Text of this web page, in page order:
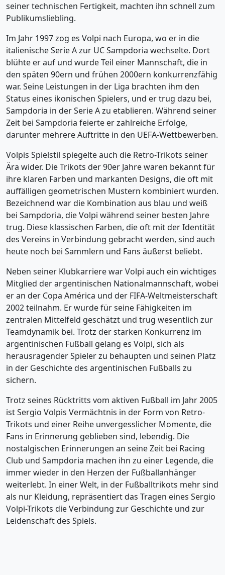
seiner technischen Fertigkeit, machten ihn schnell zum
Publikumsliebling.
Im Jahr 1997 zog es Volpi nach Europa, wo er in die
italienische Serie A zur UC Sampdoria wechselte. Dort
blühte er auf und wurde Teil einer Mannschaft, die in
den späten 90ern und frühen 2000ern konkurrenzfähig
war. Seine Leistungen in der Liga brachten ihm den
Status eines ikonischen Spielers, und er trug dazu bei,
Sampdoria in der Serie A zu etablieren. Während seiner
Zeit bei Sampdoria feierte er zahlreiche Erfolge,
darunter mehrere Auftritte in den UEFA-Wettbewerben.
Volpis Spielstil spiegelte auch die Retro-Trikots seiner
Ära wider. Die Trikots der 90er Jahre waren bekannt für
ihre klaren Farben und markanten Designs, die oft mit
auffälligen geometrischen Mustern kombiniert wurden.
Bezeichnend war die Kombination aus blau und weiß
bei Sampdoria, die Volpi während seiner besten Jahre
trug. Diese klassischen Farben, die oft mit der Identität
des Vereins in Verbindung gebracht werden, sind auch
heute noch bei Sammlern und Fans äußerst beliebt.
Neben seiner Klubkarriere war Volpi auch ein wichtiges
Mitglied der argentinischen Nationalmannschaft, wobei
er an der Copa América und der FIFA-Weltmeisterschaft
2002 teilnahm. Er wurde für seine Fähigkeiten im
zentralen Mittelfeld geschätzt und trug wesentlich zur
Teamdynamik bei. Trotz der starken Konkurrenz im
argentinischen Fußball gelang es Volpi, sich als
herausragender Spieler zu behaupten und seinen Platz
in der Geschichte des argentinischen Fußballs zu
sichern.
Trotz seines Rücktritts vom aktiven Fußball im Jahr 2005
ist Sergio Volpis Vermächtnis in der Form von Retro-
Trikots und einer Reihe unvergesslicher Momente, die
Fans in Erinnerung geblieben sind, lebendig. Die
nostalgischen Erinnerungen an seine Zeit bei Racing
Club und Sampdoria machen ihn zu einer Legende, die
immer wieder in den Herzen der Fußballanhänger
weiterlebt. In einer Welt, in der Fußballtrikots mehr sind
als nur Kleidung, repräsentiert das Tragen eines Sergio
Volpi-Trikots die Verbindung zur Geschichte und zur
Leidenschaft des Spiels.